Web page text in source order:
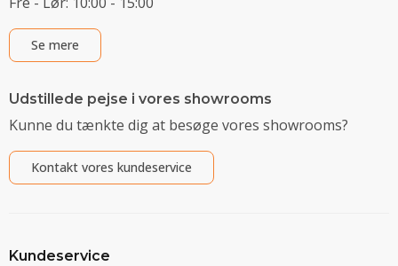
Se mere
Udstillede pejse i vores showrooms
Kunne du tænkte dig at besøge vores showrooms?
Kontakt vores kundeservice
Kundeservice